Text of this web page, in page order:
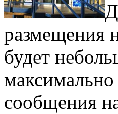
размещения
будет
максимально
сообщения